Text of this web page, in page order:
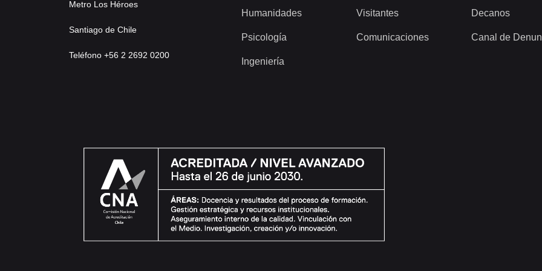
Metro Los Héroes
Santiago de Chile
Teléfono +56 2 2692 0200
Humanidades
Psicología
Ingeniería
Visitantes
Comunicaciones
Decanos
Canal de